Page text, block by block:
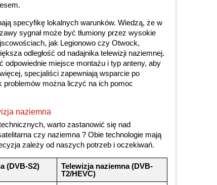
specyfikę lokalnych warunków. Wiedzą, że w
sygnał może być tłumiony przez wysokie
jak Legionowo czy Otwock,
odległość od nadajnika telewizji naziemnej.
odpowiednie miejsce montażu i typ anteny, aby
specjaliści zapewniają wsparcie po
można liczyć na ich pomoc
naziemna
warto zastanowić się nad
czy naziemna ? Obie technologie mają
zależy od naszych potrzeb i oczekiwań.
(DVB-S2)
Telewizja naziemna (DVB-
T2/HEVC)